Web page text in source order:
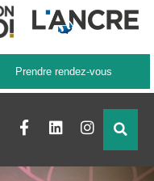
Prendre rendez-vous